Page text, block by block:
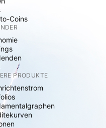
Coins
PRODUKTE